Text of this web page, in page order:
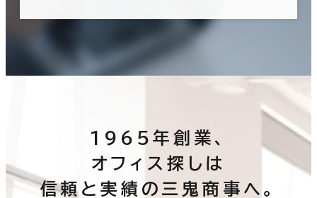
1965年創業、
オフィス探しは
信頼と実績の三鬼商事へ。